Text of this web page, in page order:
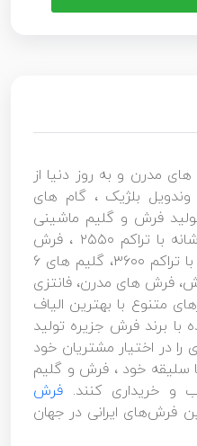
مدرن و به روز دنیا از
بلژیک ، گام های
فرش و گلیم ماشینی
برداشته و فرش های ۷۰۰ شانه با تراکم ۲۵۵۰ ، فرش
۱۲۰۰ شانه ساده و گلبرجسته با تراکم ۳۶۰۰، گلیم های 6
فرش، فرش های مدرن، فانتزی
متنوع با بهترین الیاف
برند فرش جزیره تولید
در اختیار مشتریان خود
با سلیقه خود ، فرش و گلیم
و خریداری کنند. فرش
فرش‌های ایرانی در جهان